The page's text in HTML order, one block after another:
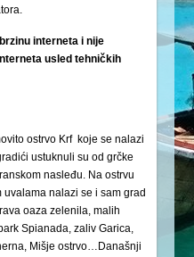
interneta i nije
usled tehničkih
ostrvo Krf koje se nalazi
ustuknuli su od grčke
nasleđu. Na ostrvu
nalazi se i sam grad
oaza zelenila, malih
Spianada, zaliv Garica,
Mišje ostrvo…Današnji